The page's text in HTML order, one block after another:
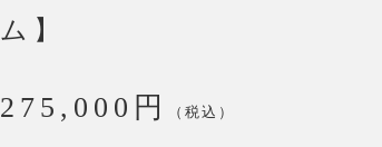
ム】
275,000円 （税込）